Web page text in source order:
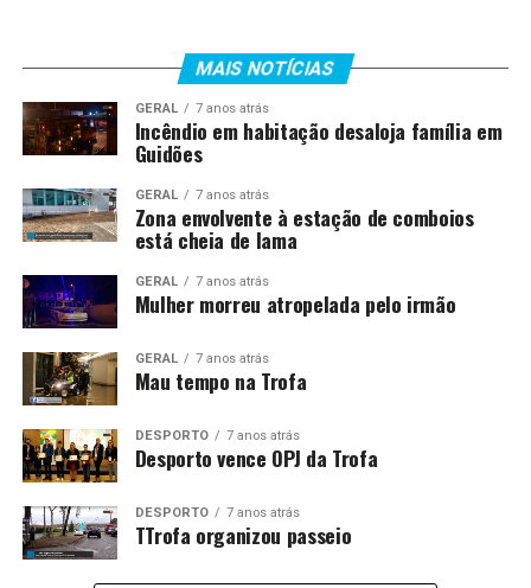
MAIS NOTÍCIAS
GERAL 7 anos atrás
Incêndio em habitação desaloja família em
Guidões
GERAL 7 anos atrás
Zona envolvente à estação de comboios
está cheia de lama
GERAL 7 anos atrás
Mulher morreu atropelada pelo irmão
GERAL 7 anos atrás
Mau tempo na Trofa
DESPORTO 7 anos atrás
Desporto vence OPJ da Trofa
DESPORTO 7 anos atrás
TTrofa organizou passeio